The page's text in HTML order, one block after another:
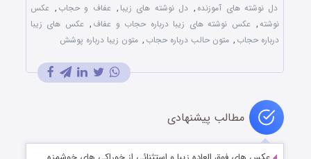
دل نوشته های آموزنده , دل نوشته های زیبا , عفاف و حجاب , عکس
نوشته, عکس نوشته های زیبا درباره حجاب و عفاف , عکس های زیبا
درباره حجاب , متون حالب درباره حجاب , متون زیبا درباره پوشش
مطالب پیشنهادی